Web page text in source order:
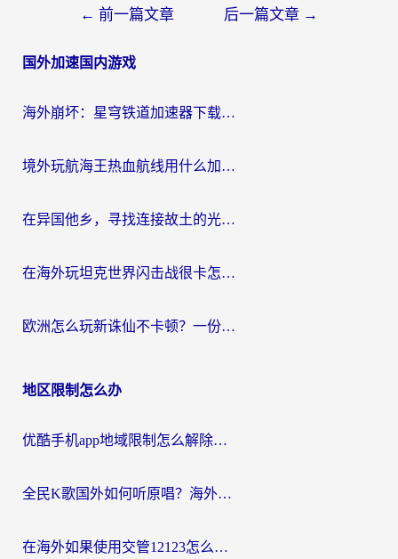
导
← 前一篇文章 后一篇文章 →
国外加速国内游戏
海外崩坏：星穹铁道加速器下载安装：一份给游子的终极网络指南
境外玩航海王热血航线用什么加速器？2026海外玩家实测最优方案（附欧洲问道堡垒前线加速技巧）
在异国他乡，寻找连接故土的光明大陆免费加速器
在海外玩坦克世界闪击战很卡怎么办？老玩家亲测有效的加速器选择指南
欧洲怎么玩新诛仙不卡顿？一份给海外游子的国服游戏畅玩指南
地区限制怎么办
优酷手机app地域限制怎么解除？海外党亲测有效的追剧方案
全民K歌国外如何听原唱？海外党亲测有效的回国加速器选择指南
在海外如果使用交管12123怎么处理？留学生亲测有效的回国加速方案